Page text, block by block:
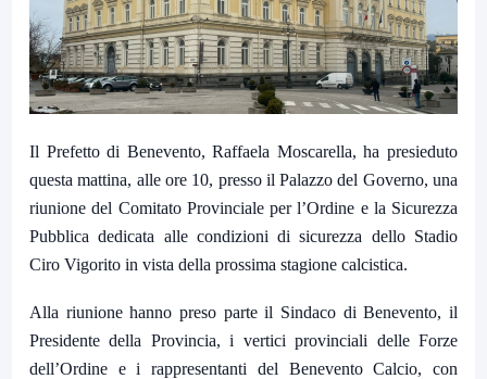
Il Prefetto di Benevento, Raffaela Moscarella, ha presieduto
questa mattina, alle ore 10, presso il Palazzo del Governo, una
riunione del Comitato Provinciale per l’Ordine e la Sicurezza
Pubblica dedicata alle condizioni di sicurezza dello Stadio
Ciro Vigorito in vista della prossima stagione calcistica.
Alla riunione hanno preso parte il Sindaco di Benevento, il
Presidente della Provincia, i vertici provinciali delle Forze
dell’Ordine e i rappresentanti del Benevento Calcio, con